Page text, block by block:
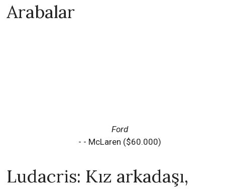
Arabalar
Aşk, Arkadaş ve Aile